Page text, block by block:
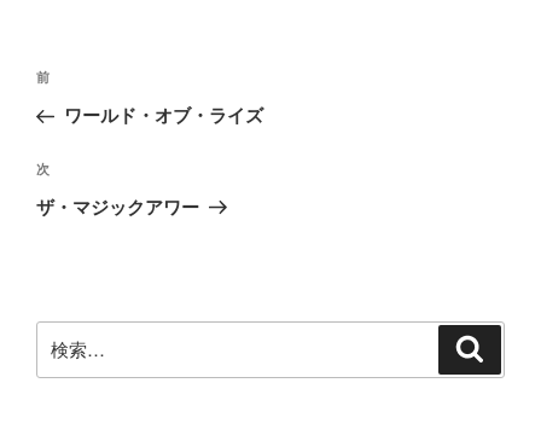
投
ナ
ビ
ゲ
ン
前
の
稿
前
ワールド・オブ・ライズ
次
の
次
ザ・マジックアワー
索: